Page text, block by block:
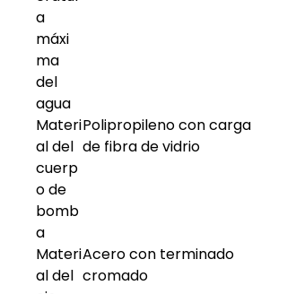
a
máxi
ma
del
agua
Materi
al del
cuerp
o de
bomb
a
Polipropileno con carga
de fibra de vidrio
Materi
al del
Acero con terminado
cromado